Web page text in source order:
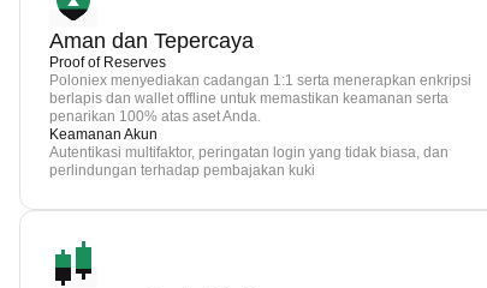
Aman dan Tepercaya
Proof of Reserves
Poloniex menyediakan cadangan 1:1 serta menerapkan enkripsi
berlapis dan wallet offline untuk memastikan keamanan serta
penarikan 100% atas aset Anda.
Keamanan Akun
Autentikasi multifaktor, peringatan login yang tidak biasa, dan
perlindungan terhadap pembajakan kuki